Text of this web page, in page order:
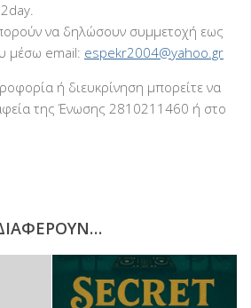
να δηλώσουν συμμετοχή εως
μέσω email: espekr2004@yahoo.gr
ή διευκρίνηση μπορείτε να
της Ένωσης 2810211460 ή στο